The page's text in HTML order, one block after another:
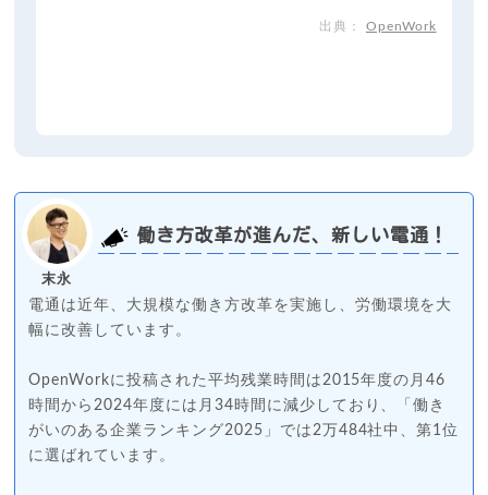
OpenWork
末永
働き方改革が進んだ、新しい電通！
電通は近年、大規模な働き方改革を実施し、労働環境を大
幅に改善しています。
OpenWorkに投稿された平均残業時間は2015年度の月46
時間から2024年度には月34時間に減少しており、「働き
がいのある企業ランキング2025」では2万484社中、第1位
に選ばれています。